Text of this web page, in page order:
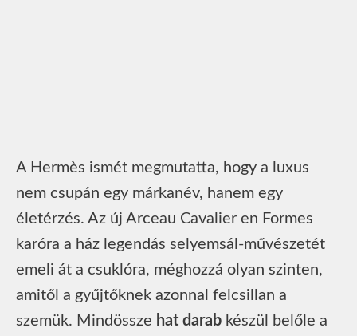
A Hermès ismét megmutatta, hogy a luxus
nem csupán egy márkanév, hanem egy
életérzés. Az új Arceau Cavalier en Formes
karóra a ház legendás selyemsál-művészetét
emeli át a csuklóra, méghozzá olyan szinten,
amitől a gyűjtőknek azonnal felcsillan a
szemük. Mindössze hat darab készül belőle a